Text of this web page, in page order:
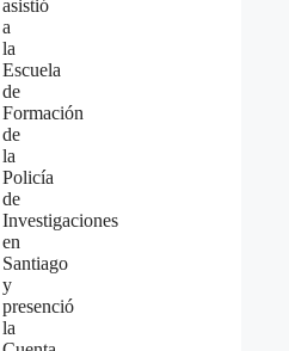
asistió
a
la
Escuela
de
Formación
de
la
Policía
de
Investigaciones
en
Santiago
y
presenció
la